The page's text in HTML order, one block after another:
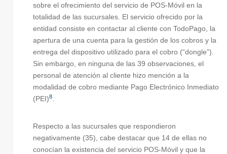
sobre el ofrecimiento del servicio de POS-Móvil en la
totalidad de las sucursales. El servicio ofrecido por la
entidad consiste en contactar al cliente con TodoPago, la
apertura de una cuenta para la gestión de los cobros y la
entrega del dispositivo utilizado para el cobro (“dongle”).
Sin embargo, en ninguna de las 39 observaciones, el
personal de atención al cliente hizo mención a la
modalidad de cobro mediante Pago Electrónico Inmediato
(PEI)8
Respecto a las sucursales que respondieron
negativamente (35), cabe destacar que 14 de ellas no
conocían la existencia del servicio POS-Móvil y que la